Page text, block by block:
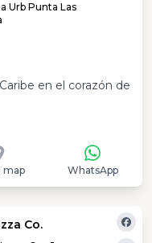
Urb Punta Las
en el corazón de
map WhatsApp
Co.